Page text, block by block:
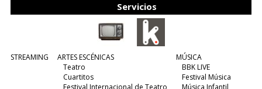
Servicios
STREAMING
ARTES ESCÉNICAS
Teatro
Cuartitos
MÚSICA
BBK LIVE
Festival Música